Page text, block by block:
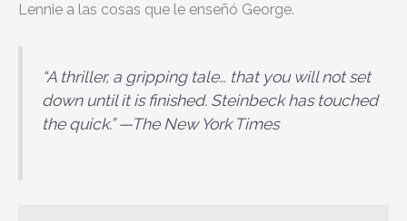
Lennie a las cosas que le enseñó George.
“A thriller, a gripping tale… that you will not set
down until it is finished. Steinbeck has touched
the quick.” —The New York Times